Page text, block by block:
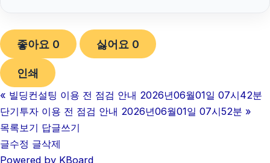
좋아요 0 싫어요 0
인쇄
« 빌딩컨설팅 이용 전 점검 안내 2026년06월01일 07시42분
단기투자 이용 전 점검 안내 2026년06월01일 07시52분 »
목록보기 답글쓰기
글수정 글삭제
Powered by KBoard